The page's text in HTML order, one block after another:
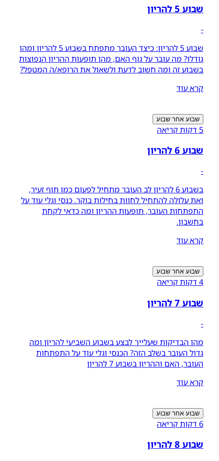
שבוע 5 להריון
-
שבוע 5 להריון: כיצד העובר מתפתח בשבוע 5 להריון ומהו
גודלו? מה עובר על גוף האם, מהן תופעות ההריון הנפוצות
בשבוע זה ומה חשוב לדעת ולשאול את הרופא/ה המטפל?
קרא עוד
שבוע אחר שבוע
5 דקות קריאה
שבוע 6 להריון
-
בשבוע 6 להריון לב העובר מתחיל לפעום כמו תוף זעיר,
ואת עלולה להתחיל לחוות בחילות בוקר. כנסי וגלי עוד על
התפתחות העובר, תופעות ההריון ומה כדאי לקחת
בחשבון.
קרא עוד
שבוע אחר שבוע
4 דקות קריאה
שבוע 7 להריון
-
מהן הבדיקות שעלייך לבצע בשבוע השביעי להריון ומה
גדול העובר בשלב הזה? הכנסי וגלי עוד על התפתחות
העובר, האם וההריון בשבוע 7 להריון
קרא עוד
שבוע אחר שבוע
6 דקות קריאה
שבוע 8 להריון